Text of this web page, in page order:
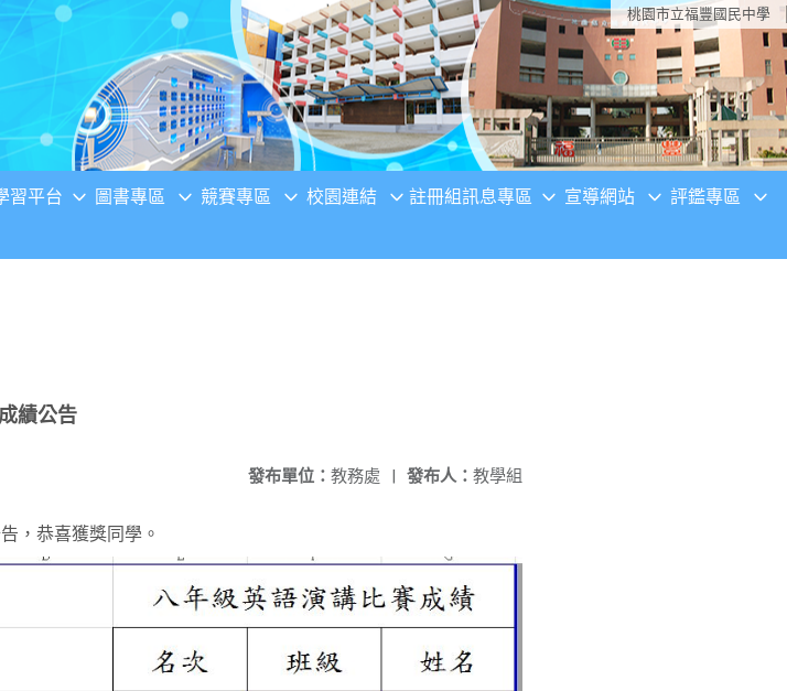
桃園市立福豐國民中學
習平台 圖書專區 競賽專區 校園連結 註冊組訊息專區 宣導網站 評鑑專區
績公告
發布人： 教學組
發布單位： 教務處 |
，恭喜獲獎同學。